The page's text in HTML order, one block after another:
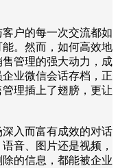
户的每一次交流都如
。然而，如何高效地
管理的强大动力，成
业微信会话存档，正
理插上了翅膀，更让
入而富有成效的对话
音、图片还是视频，
的信息，都能被企业